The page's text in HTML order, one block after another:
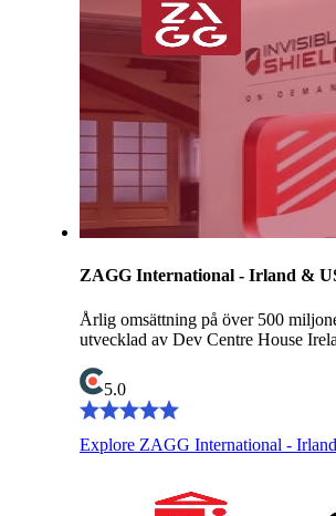
ZAGG International - Irland &
Årlig omsättning på över 500
utvecklad av Dev Centre House
5.0
Explore ZAGG International -